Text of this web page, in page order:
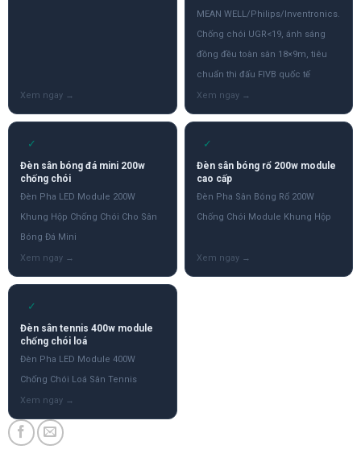
MEAN WELL/Philips/Inventronics.
Chống chói UGR<19, ánh sáng
đồng đều toàn sân 18×9m, tiêu
chuẩn thi đấu FIVB quốc tế
✓
Đèn sân bóng đá mini 200w
chống chói
Đèn Pha LED Module 200W
Khung Hộp Chống Chói Cho Sân
Bóng Đá Mini
✓
Đèn sân bóng rổ 200w module
cao cấp
Đèn Pha Sân Bóng Rổ 200W
Chống Chói Module Khung Hộp
✓
Đèn sân tennis 400w module
chống chói loá
Đèn Pha LED Module 400W
Chống Chói Loá Sân Tennis